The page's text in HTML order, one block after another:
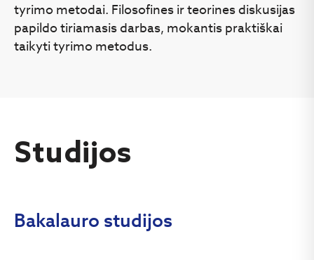
tyrimo metodai. Filosofines ir teorines diskusijas
papildo tiriamasis darbas, mokantis praktiškai
taikyti tyrimo metodus.
Studijos
Bakalauro studijos